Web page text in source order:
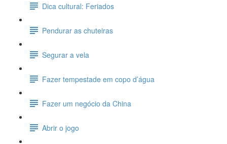
Dica cultural: Feriados
Pendurar as chuteiras
Segurar a vela
Fazer tempestade em copo d’água
Fazer um negócio da China
Abrir o jogo